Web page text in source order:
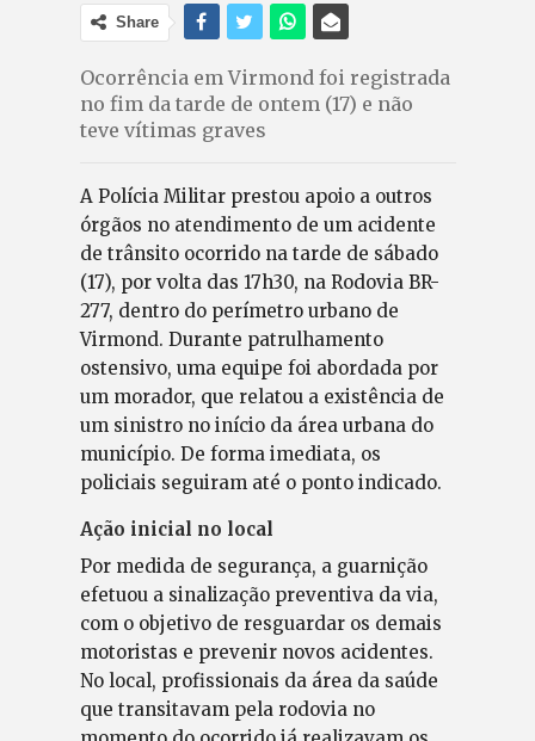
Share
Ocorrência em Virmond foi registrada
no fim da tarde de ontem (17) e não
teve vítimas graves
A Polícia Militar prestou apoio a outros
órgãos no atendimento de um acidente
de trânsito ocorrido na tarde de sábado
(17), por volta das 17h30, na Rodovia BR-
277, dentro do perímetro urbano de
Virmond. Durante patrulhamento
ostensivo, uma equipe foi abordada por
um morador, que relatou a existência de
um sinistro no início da área urbana do
município. De forma imediata, os
policiais seguiram até o ponto indicado.
Ação inicial no local
Por medida de segurança, a guarnição
efetuou a sinalização preventiva da via,
com o objetivo de resguardar os demais
motoristas e prevenir novos acidentes.
No local, profissionais da área da saúde
que transitavam pela rodovia no